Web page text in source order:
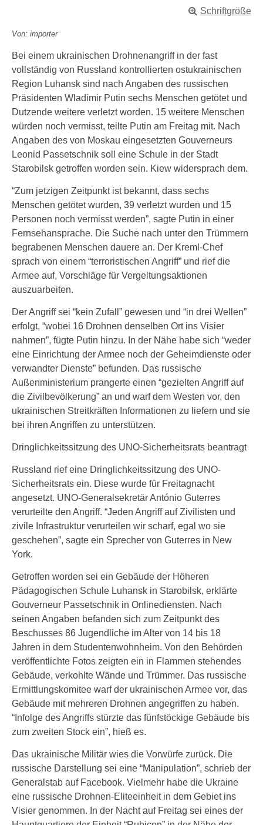
Schriftgröße
Von: importer
Bei einem ukrainischen Drohnenangriff in der fast
vollständig von Russland kontrollierten ostukrainischen
Region Luhansk sind nach Angaben des russischen
Präsidenten Wladimir Putin sechs Menschen getötet und
Dutzende weitere verletzt worden. 15 weitere Menschen
würden noch vermisst, teilte Putin am Freitag mit. Nach
Angaben des von Moskau eingesetzten Gouverneurs
Leonid Passetschnik soll eine Schule in der Stadt
Starobilsk getroffen worden sein. Kiew widersprach dem.
“Zum jetzigen Zeitpunkt ist bekannt, dass sechs
Menschen getötet wurden, 39 verletzt wurden und 15
Personen noch vermisst werden”, sagte Putin in einer
Fernsehansprache. Die Suche nach unter den Trümmern
begrabenen Menschen dauere an. Der Kreml-Chef
sprach von einem “terroristischen Angriff” und rief die
Armee auf, Vorschläge für Vergeltungsaktionen
auszuarbeiten.
Der Angriff sei “kein Zufall” gewesen und “in drei Wellen”
erfolgt, “wobei 16 Drohnen denselben Ort ins Visier
nahmen”, fügte Putin hinzu. In der Nähe habe sich “weder
eine Einrichtung der Armee noch der Geheimdienste oder
verwandter Dienste” befunden. Das russische
Außenministerium prangerte einen “gezielten Angriff auf
die Zivilbevölkerung” an und warf dem Westen vor, den
ukrainischen Streitkräften Informationen zu liefern und sie
bei ihren Angriffen zu unterstützen.
Dringlichkeitssitzung des UNO-Sicherheitsrats beantragt
Russland rief eine Dringlichkeitssitzung des UNO-
Sicherheitsrats ein. Diese wurde für Freitagnacht
angesetzt. UNO-Generalsekretär António Guterres
verurteilte den Angriff. “Jeden Angriff auf Zivilisten und
zivile Infrastruktur verurteilen wir scharf, egal wo sie
geschehen”, sagte ein Sprecher von Guterres in New
York.
Getroffen worden sei ein Gebäude der Höheren
Pädagogischen Schule Luhansk in Starobilsk, erklärte
Gouverneur Passetschnik in Onlinediensten. Nach
seinen Angaben befanden sich zum Zeitpunkt des
Beschusses 86 Jugendliche im Alter von 14 bis 18
Jahren in dem Studentenwohnheim. Von den Behörden
veröffentlichte Fotos zeigten ein in Flammen stehendes
Gebäude, verkohlte Wände und Trümmer. Das russische
Ermittlungskomitee warf der ukrainischen Armee vor, das
Gebäude mit mehreren Drohnen angegriffen zu haben.
“Infolge des Angriffs stürzte das fünfstöckige Gebäude bis
zum zweiten Stock ein”, hieß es.
Das ukrainische Militär wies die Vorwürfe zurück. Die
russische Darstellung sei eine “Manipulation”, schrieb der
Generalstab auf Facebook. Vielmehr habe die Ukraine
eine russische Drohnen-Eliteeinheit in dem Gebiet ins
Visier genommen. In der Nacht auf Freitag sei eines der